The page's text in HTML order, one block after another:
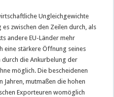
Ungleichgewichte
zwischen den Zeilen durch, als
andere EU-Länder mehr
eine stärkere Öffnung seines
durch die Ankurbelung der
möglich. Die bescheidenen
Jahren, mutmaßen die hohen
Exporteuren womöglich